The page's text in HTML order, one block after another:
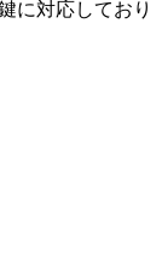
に対応しており